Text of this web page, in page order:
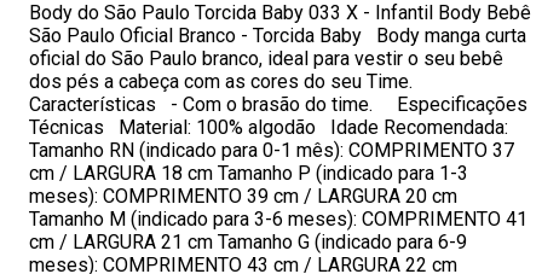
Body do São Paulo Torcida Baby 033 X - Infantil Body Bebê
São Paulo Oficial Branco - Torcida Baby Body manga curta
oficial do São Paulo branco, ideal para vestir o seu bebê
dos pés a cabeça com as cores do seu Time.
Características - Com o brasão do time. Especificações
Técnicas Material: 100% algodão Idade Recomendada:
Tamanho RN (indicado para 0-1 mês): COMPRIMENTO 37
cm / LARGURA 18 cm Tamanho P (indicado para 1-3
meses): COMPRIMENTO 39 cm / LARGURA 20 cm
Tamanho M (indicado para 3-6 meses): COMPRIMENTO 41
cm / LARGURA 21 cm Tamanho G (indicado para 6-9
meses): COMPRIMENTO 43 cm / LARGURA 22 cm